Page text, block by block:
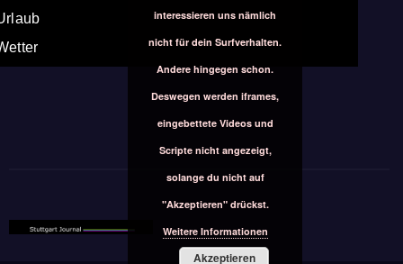
interessieren uns nämlich
nicht für dein Surfverhalten.
Andere hingegen schon.
Deswegen werden iframes,
eingebettete Videos und
Scripte nicht angezeigt,
solange du nicht auf
"Akzeptieren" drückst.
Weitere Informationen
Akzeptieren